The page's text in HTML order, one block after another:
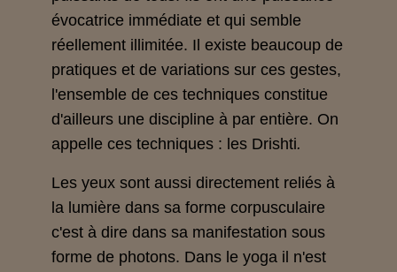
évocatrice immédiate et qui semble
réellement illimitée. Il existe beaucoup de
pratiques et de variations sur ces gestes,
l'ensemble de ces techniques constitue
d'ailleurs une discipline à par entière. On
appelle ces techniques : les Drishti.
Les yeux sont aussi directement reliés à
la lumière dans sa forme corpusculaire
c'est à dire dans sa manifestation sous
forme de photons. Dans le yoga il n'est